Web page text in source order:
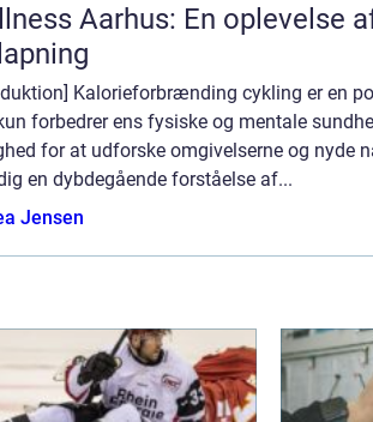
Aarhus: En oplevelse
Kalorieforbrænding cykling er en
forbedrer ens fysiske og mentale
for at udforske omgivelserne og nyde
en dybdegående forståelse af...
Jensen